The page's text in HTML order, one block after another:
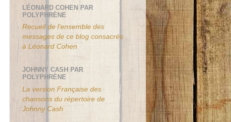
LÉONARD COHEN PAR
POLYPHRÈNE
Recueil de l'ensemble des
messages de ce blog consacrés
à Léonard Cohen
JOHNNY CASH PAR
POLYPHRÈNE
La version Française des
chansons du répertoire de
Johnny Cash